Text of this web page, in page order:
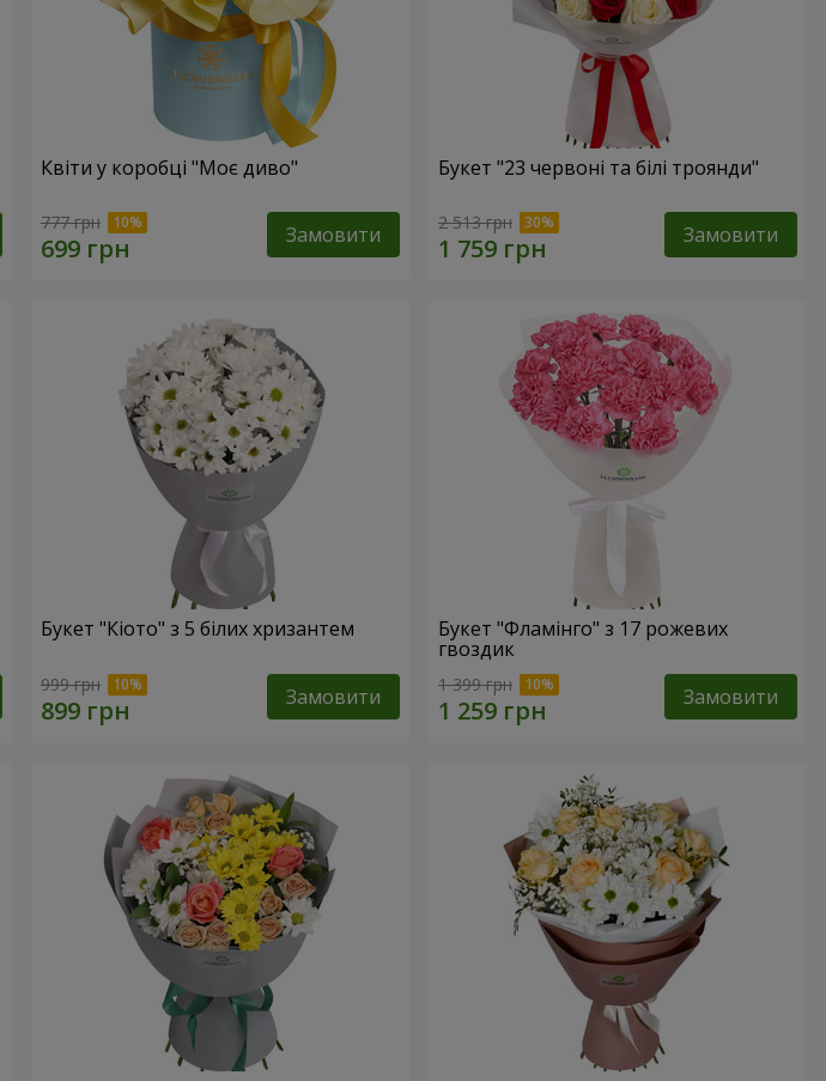
Квіти у коробці "Моє диво"
777 грн Замовити
Букет "23 червоні та білі троянди"
2 513 грн Замовити
Букет "Кіото" з 5 білих хризантем
999 грн Замовити
Букет "Фламінго" з 17 рожевих
гвоздик
1 399 грн Замовити